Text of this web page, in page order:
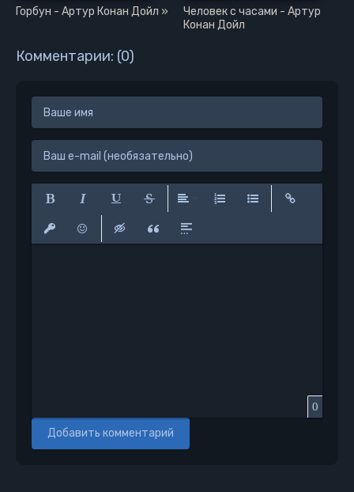
Горбун - Артур Конан Дойл »
Человек с часами - Артур
Конан Дойл
Комментарии: (0)
Полужирный
Курсив Подчеркнутый
0
Добавить комментарий